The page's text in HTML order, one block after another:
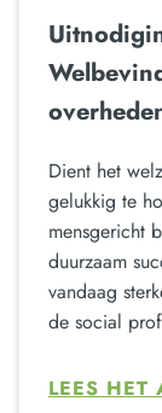
Dient het
gelukkig te
mensgericht
duurzaam
vandaag
de social
LEES HET